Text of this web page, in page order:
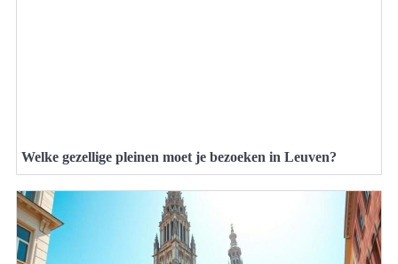
Welke gezellige pleinen moet je bezoeken in Leuven?